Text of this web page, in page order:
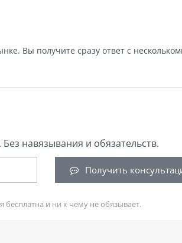
Вы получите сразу ответ с
навязывания и обязательств.
Получить
и ни к чему не обязывает.